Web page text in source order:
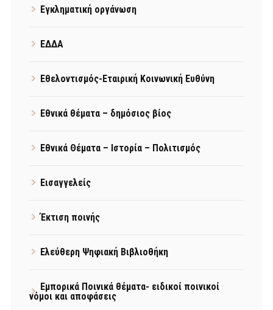
Εγκληματική οργάνωση
ΕΔΔΑ
Εθελοντισμός-Εταιρική Κοινωνική Ευθύνη
Εθνικά θέματα – δημόσιος βίος
Εθνικά Θέματα – Ιστορία – Πολιτισμός
Εισαγγελείς
Έκτιση ποινής
Ελεύθερη Ψηφιακή Βιβλιοθήκη
Εμπορικά Ποινικά θέματα- ειδικοί ποινικοί
νόμοι και αποφάσεις